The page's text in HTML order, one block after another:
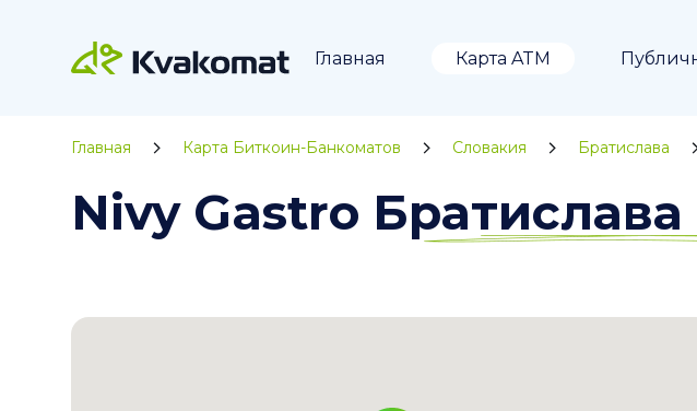
Главная Карта ATM
Главная Карта Биткоин-Банкоматов Словакия Братислава
Nivy Gastro